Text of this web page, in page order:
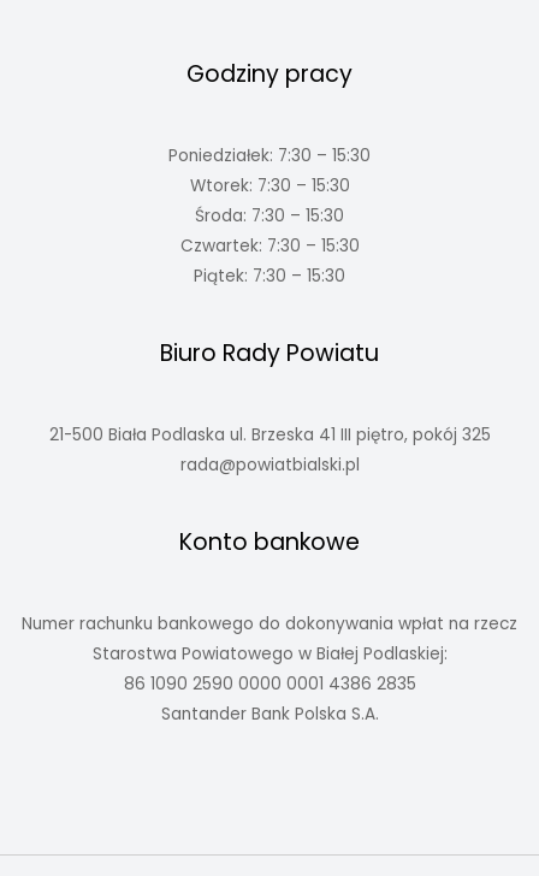
Godziny pracy
Poniedziałek: 7:30 – 15:30
Wtorek: 7:30 – 15:30
Środa: 7:30 – 15:30
Czwartek: 7:30 – 15:30
Piątek: 7:30 – 15:30
Biuro Rady Powiatu
21-500 Biała Podlaska ul. Brzeska 41 III piętro, pokój 325
rada@powiatbialski.pl
Konto bankowe
Numer rachunku bankowego do dokonywania wpłat na rzecz
Starostwa Powiatowego w Białej Podlaskiej:
86 1090 2590 0000 0001 4386 2835
Santander Bank Polska S.A.